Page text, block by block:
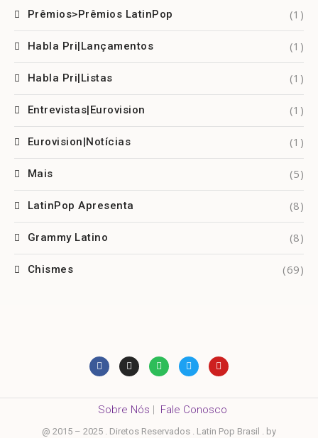
Prêmios>Prêmios LatinPop (1)
Habla Pri|Lançamentos (1)
Habla Pri|Listas (1)
Entrevistas|Eurovision (1)
Eurovision|Notícias (1)
Mais (5)
LatinPop Apresenta (8)
Grammy Latino (8)
Chismes (69)
Sobre Nós | Fale Conosco
@ 2015 – 2025 . Diretos Reservados . Latin Pop Brasil . by